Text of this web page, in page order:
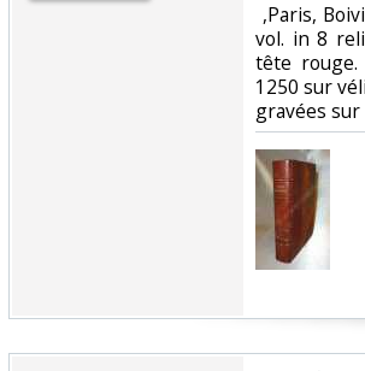
,Paris,
vol. in 8
tête rouge.
1250 sur
gravées